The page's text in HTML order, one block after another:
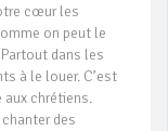
cœur les
on peut le
dans les
à le louer. C’est
aux chrétiens.
des